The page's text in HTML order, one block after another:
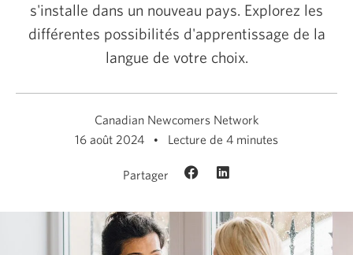
s'installe dans un nouveau pays. Explorez les
différentes possibilités d'apprentissage de la
langue de votre choix.
Canadian Newcomers Network
16 août 2024
Lecture de 4 minutes
Partager